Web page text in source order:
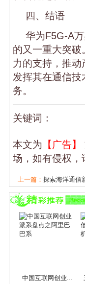
四、结语
华为F5G-A
的又一重大突
力的支持，推
发挥其在通信
务。
关键词：
本文为 【广告】
场，如有侵权，
上一篇： 探索海洋通信
下一篇：光迅科技荣获
中国互联网创业...